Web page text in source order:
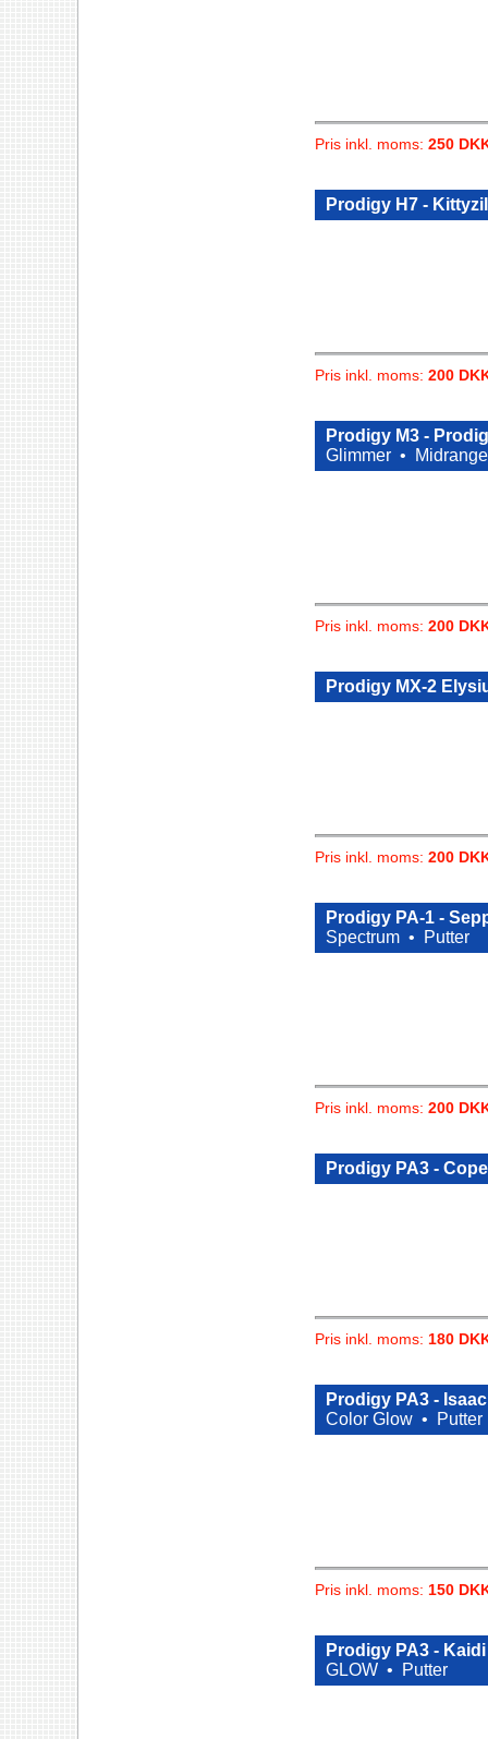
Pris inkl. moms: 250
Prodigy H7 -
Pris inkl. moms: 200
Prodigy M3 -
Glimmer •
Midrange
Pris inkl. moms: 200
Prodigy MX-2
Pris inkl. moms: 200
Prodigy PA-1 -
Spectrum •
Putter
Pris inkl. moms: 200
Prodigy PA3 -
Pris inkl. moms: 180
Prodigy PA3 -
Color Glow •
Putter
Pris inkl. moms: 150
Prodigy PA3 -
GLOW •
Putter